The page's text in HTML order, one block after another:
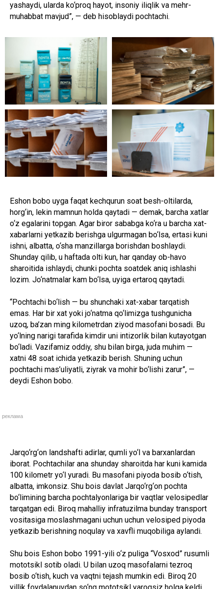
yashaydi, ularda ko‘proq hayot, insoniy iliqlik va mehr-
muhabbat mavjud”, — deb hisoblaydi pochtachi.
Eshon bobo uyga faqat kechqurun soat besh-oltilarda,
horg‘in, lekin mamnun holda qaytadi — demak, barcha xatlar
o‘z egalarini topgan. Agar biror sababga ko‘ra u barcha xat-
xabarlarni yetkazib berishga ulgurmagan bo‘lsa, ertasi kuni
ishni, albatta, o‘sha manzillarga borishdan boshlaydi.
Shunday qilib, u haftada olti kun, har qanday ob-havo
sharoitida ishlaydi, chunki pochta soatdek aniq ishlashi
lozim. Jo‘natmalar kam bo‘lsa, uyiga ertaroq qaytadi.
“Pochtachi bo‘lish — bu shunchaki xat-xabar tarqatish
emas. Har bir xat yoki jo‘natma qo‘limizga tushgunicha
uzoq, ba’zan ming kilometrdan ziyod masofani bosadi. Bu
yo‘lning narigi tarafida kimdir uni intizorlik bilan kutayotgan
bo‘ladi. Vazifamiz oddiy, shu bilan birga, juda muhim —
xatni 48 soat ichida yetkazib berish. Shuning uchun
pochtachi mas’uliyatli, ziyrak va mohir bo‘lishi zarur”, —
deydi Eshon bobo.
реклама
Jarqo‘rg‘on landshafti adirlar, qumli yo‘l va barxanlardan
iborat. Pochtachilar ana shunday sharoitda har kuni kamida
100 kilometr yo‘l yuradi. Bu masofani piyoda bosib o‘tish,
albatta, imkonsiz. Shu bois davlat Jarqo‘rg‘on pochta
bo‘limining barcha pochtalyonlariga bir vaqtlar velosipedlar
tarqatgan edi. Biroq mahalliy infratuzilma bunday transport
vositasiga moslashmagani uchun uchun velosiped piyoda
yetkazib berishning noqulay va xavfli muqobiliga aylandi.
Shu bois Eshon bobo 1991-yili o‘z puliga “Vosxod” rusumli
mototsikl sotib oladi. U bilan uzoq masofalarni tezroq
bosib o‘tish, kuch va vaqtni tejash mumkin edi. Biroq 20